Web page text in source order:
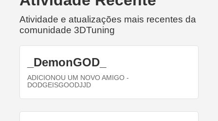
Atividade e atualizações mais recentes da
comunidade 3DTuning
_DemonGOD_
ADICIONOU UM NOVO AMIGO -
DODGEISGOODJJD